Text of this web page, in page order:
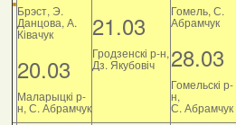
Брэст, Э.
Данцова, А.
Ківачук
20.03
Маларыцкі р-
н, С. Абрамчук
21.03
Гродзенскі р-н,
Дз. Якубовіч
Гомель, С.
Абрамчук
28.03
Гомельскі р-
н,
С. Абрамчук